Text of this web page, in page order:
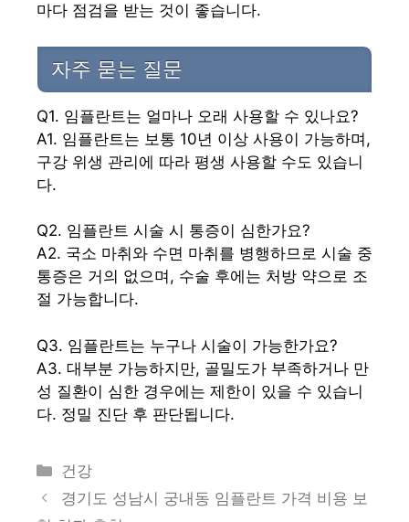
마다 점검을 받는 것이 좋습니다.
자주 묻는 질문
Q1. 임플란트는 얼마나 오래 사용할 수 있나요?
A1. 임플란트는 보통 10년 이상 사용이 가능하며,
구강 위생 관리에 따라 평생 사용할 수도 있습니
다.
Q2. 임플란트 시술 시 통증이 심한가요?
A2. 국소 마취와 수면 마취를 병행하므로 시술 중
통증은 거의 없으며, 수술 후에는 처방 약으로 조
절 가능합니다.
Q3. 임플란트는 누구나 시술이 가능한가요?
A3. 대부분 가능하지만, 골밀도가 부족하거나 만
성 질환이 심한 경우에는 제한이 있을 수 있습니
다. 정밀 진단 후 판단됩니다.
카
테
고
건강
경기도 성남시 궁내동 임플란트 가격 비용 보